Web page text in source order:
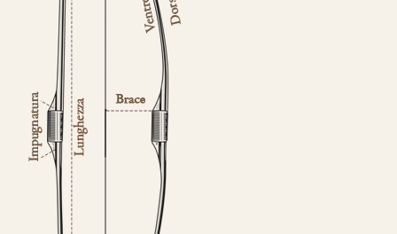
Nasce un nuovo modello di punta, uguale
nei colori e nelle essenza ad HELIOS.
Rispetto ad Helios, Alben segue le
caratteristiche del modello Ashram
lamine di legno ,
Fibre di vetro color Nero